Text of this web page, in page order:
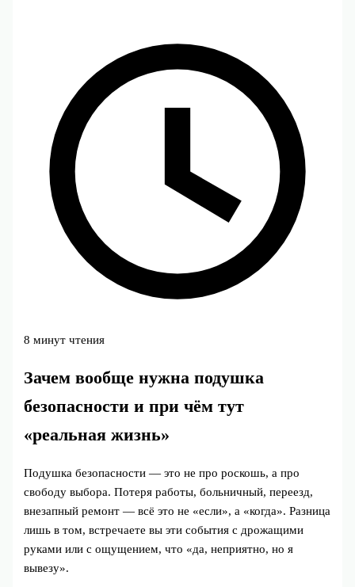
8 минут чтения
Зачем вообще нужна подушка
безопасности и при чём тут
«реальная жизнь»
Подушка безопасности — это не про роскошь, а про
свободу выбора. Потеря работы, больничный, переезд,
внезапный ремонт — всё это не «если», а «когда». Разница
лишь в том, встречаете вы эти события с дрожащими
руками или с ощущением, что «да, неприятно, но я
вывезу».